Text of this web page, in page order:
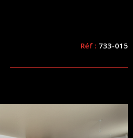
taxe: 5400€ fin de bail prévu le 04
en cours de modification
Réf : 733-015